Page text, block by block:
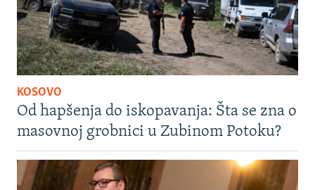
KOSOVO
Od hapšenja do iskopavanja: Šta se zna o
masovnoj grobnici u Zubinom Potoku?